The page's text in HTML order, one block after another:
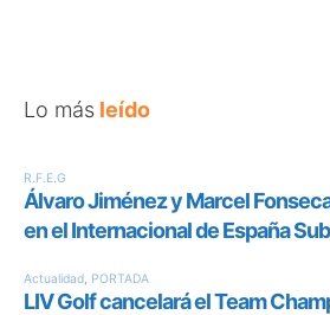
Lo más leído